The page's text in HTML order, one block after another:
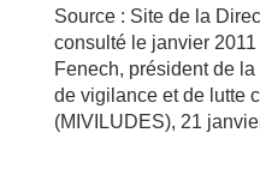
Source : Site de la
consulté le janvier
Fenech, président de
de vigilance et de lutte
(MIVILUDES), 21